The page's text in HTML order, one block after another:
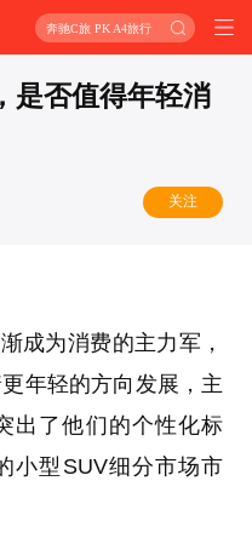
奔驰C旅 PK A4旅行
是否值得年轻消
关注
成为消费的主力军，
年轻的方向发展，主
出了他们的个性化标
小型SUV细分市场市